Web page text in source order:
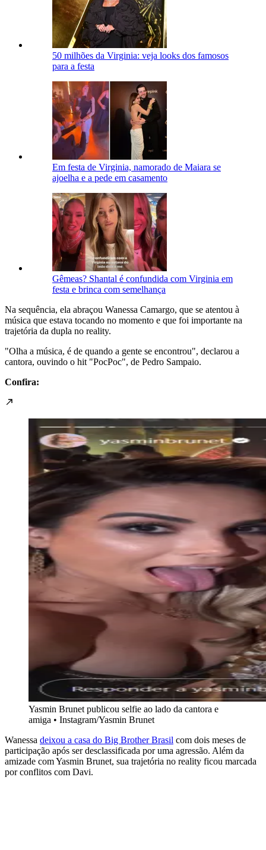
50 milhões da Virginia: veja looks dos famosos
para a festa
Em festa de Virginia, namorado de Maiara se
ajoelha e a pede em casamento
Gêmeas? Shantal é confundida com Virginia em
festa e brinca com semelhança
Na sequência, ela abraçou Wanessa Camargo, que se atentou à
música que estava tocando no momento e que foi importante na
trajetória da dupla no reality.
"Olha a música, é de quando a gente se encontrou", declarou a
cantora, ouvindo o hit "PocPoc", de Pedro Sampaio.
Confira:
Yasmin Brunet publicou selfie ao lado da cantora e
amiga • Instagram/Yasmin Brunet
Wanessa deixou a casa do Big Brother Brasil com dois meses de
participação após ser desclassificada por uma agressão. Além da
amizade com Yasmin Brunet, sua trajetória no reality ficou marcada
por conflitos com Davi.